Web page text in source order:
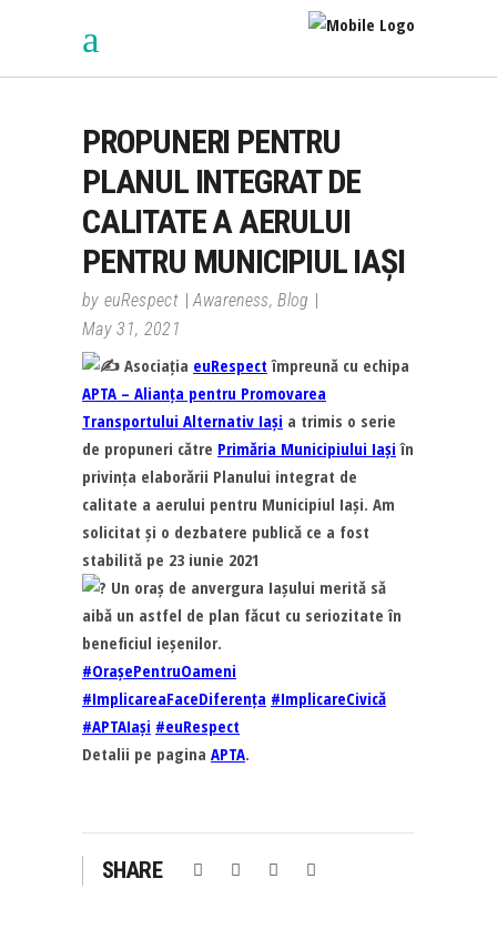
PROPUNERI PENTRU
PLANUL INTEGRAT DE
CALITATE A AERULUI
PENTRU MUNICIPIUL IAȘI
by euRespect Awareness,Blog
May 31, 2021
Asociația euRespect împreună cu echipa
APTA – Alianța pentru Promovarea
Transportului Alternativ Iași a trimis o serie
de propuneri către Primăria Municipiului Iași în
privința elaborării Planului integrat de
calitate a aerului pentru Municipiul Iași. Am
solicitat și o dezbatere publică ce a fost
stabilită pe 23 iunie 2021
Un oraș de anvergura Iașului merită să
aibă un astfel de plan făcut cu seriozitate în
beneficiul ieșenilor.
#OrașePentruOameni
#ImplicareaFaceDiferența #ImplicareCivică
#APTAIași #euRespect
Detalii pe pagina APTA.
SHARE